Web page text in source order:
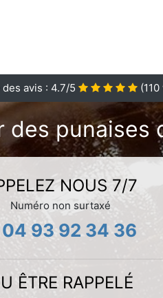
avis : 4.7/5 (110
des punaises
NOUS 7/7
Numéro non surtaxé
93 92 34 36
ÊTRE RAPPELÉ